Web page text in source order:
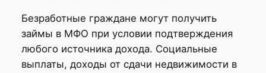
Безработные граждане могут получить
займы в МФО при условии подтверждения
любого источника дохода. Социальные
выплаты, доходы от сдачи недвижимости в